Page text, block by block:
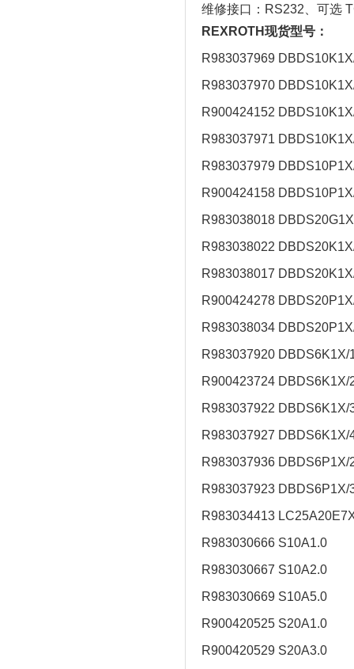
维修接口：RS232、可选
REXROTH现货型号：
R983037969
R983037970
R900424152
R983037971
R983037979
R900424158
R983038018
R983038022
R983038017
R900424278
R983038034
R983037920 DBDS6K1X/
R900423724 DBDS6K1X/
R983037922 DBDS6K1X/
R983037927 DBDS6K1X/
R983037936 DBDS6P1X/
R983037923 DBDS6P1X/
R983034413
R983030666 S10A1.0
R983030667 S10A2.0
R983030669 S10A5.0
R900420525 S20A1.0
R900420529 S20A3.0